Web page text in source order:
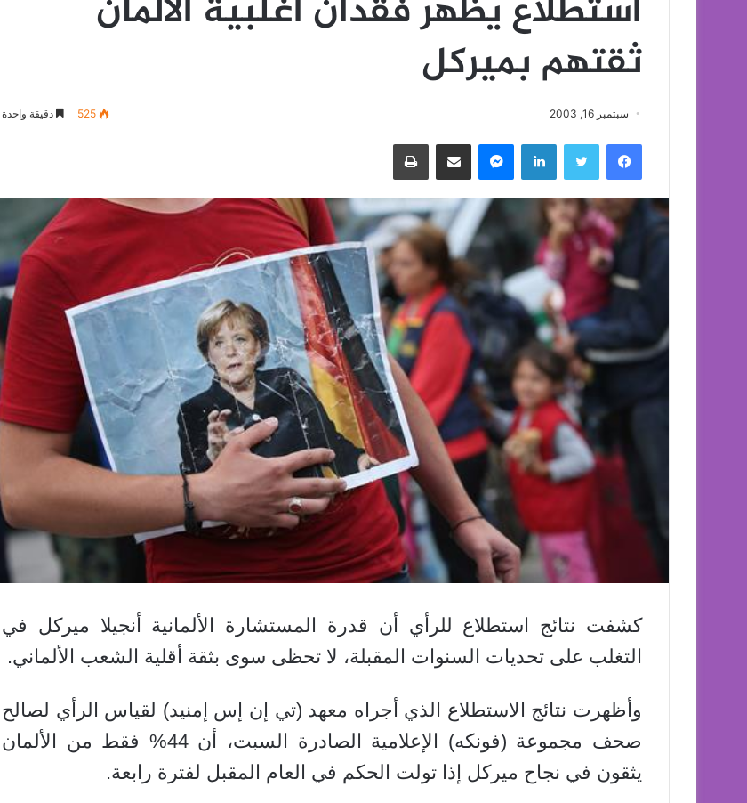
استطلاع يظهر فقدان أغلبية الألمان
ثقتهم بميركل
سبتمبر 16, 2003 525 دقيقة واحدة
فيسبوك تويتر لينكدإن ماسنجر مشاركة عبر البريد طباعة
كشفت نتائج استطلاع للرأي أن قدرة المستشارة الألمانية أنجيلا ميركل في
التغلب على تحديات السنوات المقبلة، لا تحظى سوى بثقة أقلية الشعب الألماني.
وأظهرت نتائج الاستطلاع الذي أجراه معهد (تي إن إس إمنيد) لقياس الرأي لصالح
صحف مجموعة (فونكه) الإعلامية الصادرة السبت، أن 44% فقط من الألمان
يثقون في نجاح ميركل إذا تولت الحكم في العام المقبل لفترة رابعة.